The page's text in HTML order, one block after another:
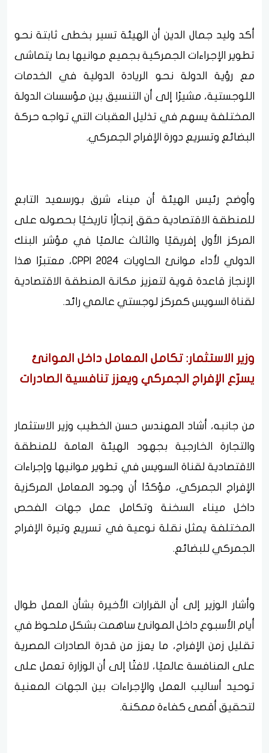
أكد وليد جمال الدين أن الهيئة تسير بخطى ثابتة نحو
تطوير الإجراءات الجمركية بجميع موانيها بما يتماشى
مع رؤية الدولة نحو الريادة الدولية في الخدمات
اللوجستية، مشيرًا إلى أن التنسيق بين مؤسسات الدولة
المختلفة يسهم في تذليل العقبات التي تواجه حركة
البضائع وتسريع دورة الإفراج الجمركي.
وأوضح رئيس الهيئة أن ميناء شرق بورسعيد التابع
للمنطقة الاقتصادية حقق إنجازًا تاريخيًا بحصوله على
المركز الأول إفريقيًا والثالث عالميًا في مؤشر البنك
الدولي لأداء موانئ الحاويات CPPI 2024، معتبرًا هذا
الإنجاز قاعدة قوية لتعزيز مكانة المنطقة الاقتصادية
لقناة السويس كمركز لوجستي عالمي رائد.
وزير الاستثمار: تكامل المعامل داخل الموانئ
يسرّع الإفراج الجمركي ويعزز تنافسية الصادرات
من جانبه، أشاد المهندس حسن الخطيب وزير الاستثمار
والتجارة الخارجية بجهود الهيئة العامة للمنطقة
الاقتصادية لقناة السويس في تطوير موانيها وإجراءات
الإفراج الجمركي، مؤكدًا أن وجود المعامل المركزية
داخل ميناء السخنة وتكامل عمل جهات الفحص
المختلفة يمثل نقلة نوعية في تسريع وتيرة الإفراج
الجمركي للبضائع.
وأشار الوزير إلى أن القرارات الأخيرة بشأن العمل طوال
أيام الأسبوع داخل الموانئ ساهمت بشكل ملحوظ في
تقليل زمن الإفراج، ما يعزز من قدرة الصادرات المصرية
على المنافسة عالميًا، لافتًا إلى أن الوزارة تعمل على
توحيد أساليب العمل والإجراءات بين الجهات المعنية
لتحقيق أقصى كفاءة ممكنة.